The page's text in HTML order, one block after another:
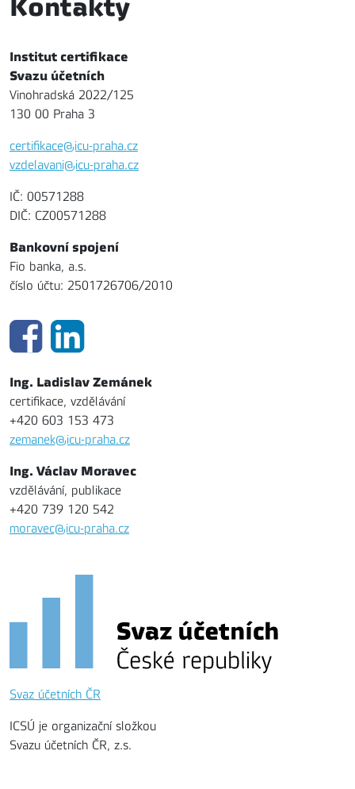
Kontakty
Institut certifikace
Svazu účetních
Vinohradská 2022/125
130 00 Praha 3
certifikace@icu-praha.cz
vzdelavani@icu-praha.cz
IČ: 00571288
DIČ: CZ00571288
Bankovní spojení
Fio banka, a.s.
číslo účtu: 2501726706/2010
Ing. Ladislav Zemánek
certifikace, vzdělávání
+420 603 153 473
zemanek@icu-praha.cz
Ing. Václav Moravec
vzdělávání, publikace
+420 739 120 542
moravec@icu-praha.cz
Svaz účetních ČR
ICSÚ je organizační složkou
Svazu účetních ČR, z.s.